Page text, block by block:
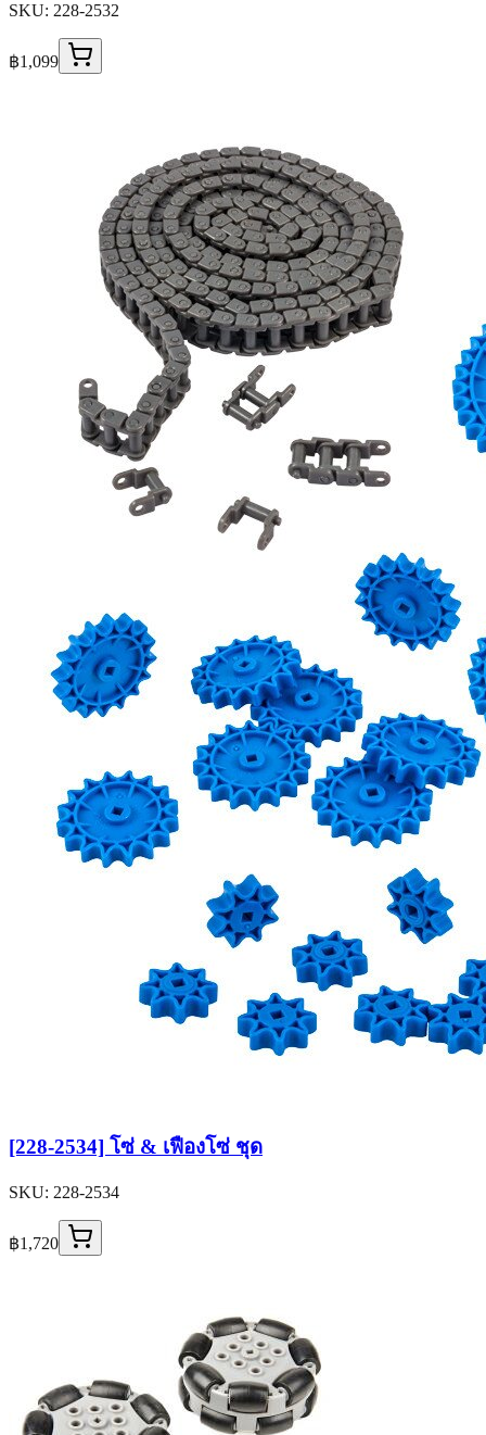
SKU: 228-2532
฿1,099
[228-2534] โซ่ & เฟืองโซ่ ชุด
SKU: 228-2534
฿1,720